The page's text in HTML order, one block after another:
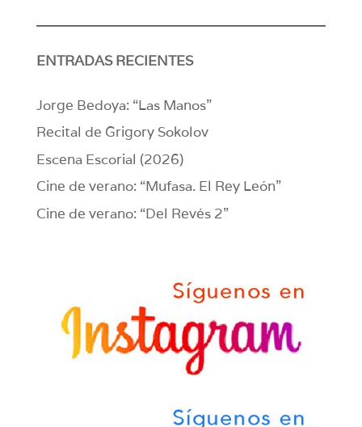
ENTRADAS RECIENTES
Jorge Bedoya: “Las Manos”
Recital de Grigory Sokolov
Escena Escorial (2026)
Cine de verano: “Mufasa. El Rey León”
Cine de verano: “Del Revés 2”